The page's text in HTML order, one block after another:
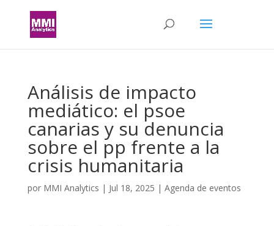
Análisis de impacto
mediático: el psoe
canarias y su denuncia
sobre el pp frente a la
crisis humanitaria
por MMI Analytics | Jul 18, 2025 | Agenda de eventos